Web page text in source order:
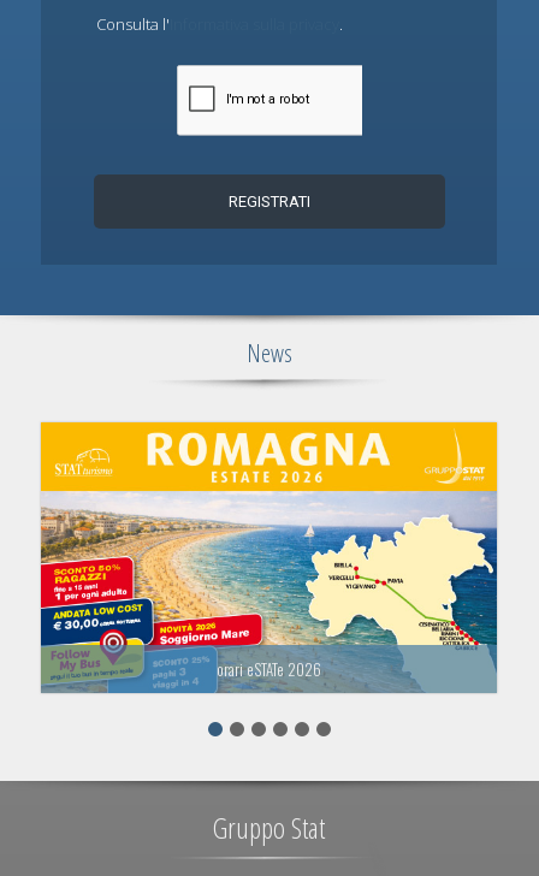
Consulta l'
.
News
orari eSTATe 2026
Gruppo Stat